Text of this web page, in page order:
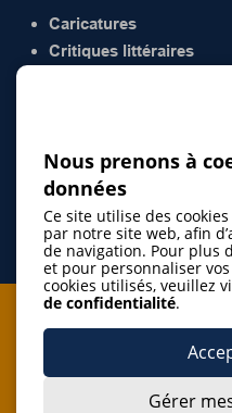
Caricatures
Critiques littéraires
Je
Nous prenons à
données
Ce site utilise des
par notre site web, afin
de navigation. Pour plus
et pour personnaliser
cookies utilisés, veuillez
de confidentialité.
Gérer